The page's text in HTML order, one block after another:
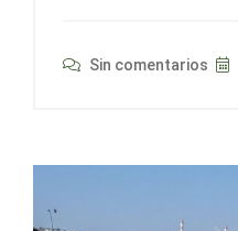
Sin comentarios